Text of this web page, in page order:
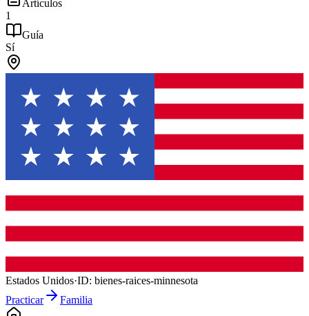
Artículos
1
Guía
Sí
Estados Unidos·ID: bienes-raices-minnesota
Practicar
Familia